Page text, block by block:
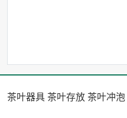
茶叶器具茶叶存放茶叶冲泡